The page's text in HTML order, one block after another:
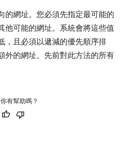
的網址。您必須先指定最可能的
他可能的網址。系統會將這些值
，且必須以遞減的優先順序排
外的網址。先前對此方法的所有
有幫助嗎？